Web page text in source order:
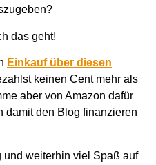
das geht!
Einkauf über diesen
keinen Cent mehr als
aber von Amazon dafür
damit den Blog finanzieren
und weiterhin viel Spaß auf